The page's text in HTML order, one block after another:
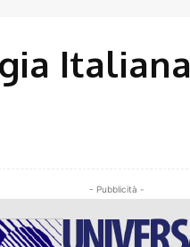
Italiana
- Pubblicità -